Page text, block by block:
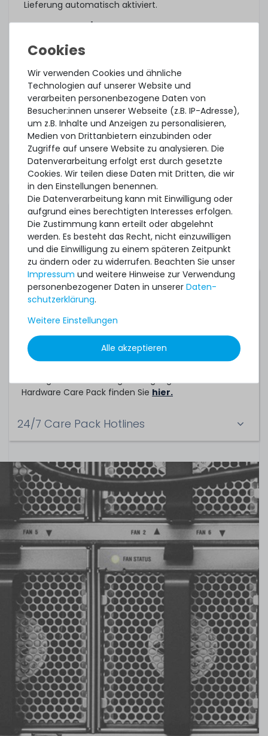
Lieferung automatisch aktiviert.
Was noch?
Das angebotene Hardware Care Pack erweitert Ihren
Schutz. Ihre gesetzlichen Gewährleistungsrechte
und ggf. am Artikel vorhandene Garantien bleiben
davon unberührt. Sie erhalten im Falle eines
Problems, unabhängig, ob ein Servicefall eintritt
oder ob das Hardware Care Pack in Anspruch
genommen wird, im Rahmen der jeweiligen
Regelungen natürlich unsere Unterstützung.
Dieses Hardware Care Pack ist gültig nur in
Verbindung mit einem von uns angebotenem
Server. Sofern Sie ihre bestehende Systeme
absichern möchten, können Sie gerne ein
individuelles Angebot für ein Hardware Care Pack bei
uns einholen.
Servicepartner
TechCare Solutions GmbH
Birkenweg 25
65623 Hahnstätten
Die allgemeinen Vertragsbedingungen zu diesem
Hardware Care Pack finden Sie hier.
24/7 Care Pack Hotlines
Wir verwenden Cookies und ähnliche
Technologien auf unserer Website und
verarbeiten personenbezogene Daten von
Besucher:innen unserer Webseite (z.B. IP-Adresse),
um z.B. Inhalte und Anzeigen zu personalisieren,
Medien von Drittanbietern einzubinden oder
Zugriffe auf unsere Website zu analysieren. Die
Datenverarbeitung erfolgt erst durch gesetzte
Cookies. Wir teilen diese Daten mit Dritten, die wir
in den Einstellungen benennen.
Die Datenverarbeitung kann mit Einwilligung oder
aufgrund eines berechtigten Interesses erfolgen.
Die Zustimmung kann erteilt oder abgelehnt
werden. Es besteht das Recht, nicht einzuwilligen
und die Einwilligung zu einem späteren Zeitpunkt
zu ändern oder zu widerrufen. Beachten Sie unser
Impressum und weitere Hinweise zur Verwendung
personenbezogener Daten in unserer Daten­
schutz­erklärung.
Weitere Einstellungen
Alle akzeptieren